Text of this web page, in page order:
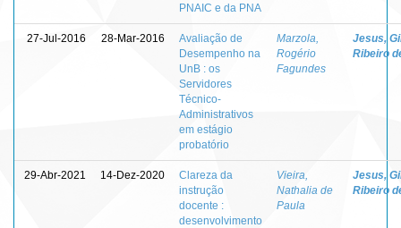
PNAIC e da PNA
27-Jul-2016 28-Mar-2016
Avaliação de
Desempenho na
UnB : os
Servidores
Técnico-
Administrativos
em estágio
probatório
Marzola,
Rogério
Fagundes
Jesus,
Ribeiro
29-Abr-2021 14-Dez-2020
Clareza da
instrução
docente :
desenvolvimento
Vieira,
Nathalia de
Paula
Jesus,
Ribeiro